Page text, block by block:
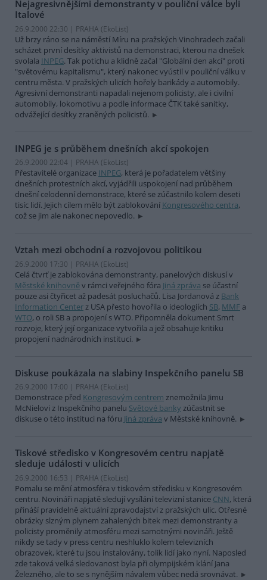
Nejagresivnějšími demonstranty v pouliční válce byli
Italové
26.9.2000 22:30 | PRAHA (EkoList)
Už brzy ráno se na náměstí Míru na pražských Vinohradech začali
scházet první desítky aktivistů na demonstraci, kterou na dnešek
svolala INPEG. Tak potichu a klidně začal "Globální den akcí" proti
"světovému kapitalismu", který nakonec vyústil v pouliční válku v
centru města. V pražských ulicích hořely barikády a automobily.
Agresivní demonstranti napadali nejenom policisty, ale i civilní
automobily, lokomotivu a podle informace ČTK také sanitky,
odvážející desítky zraněných policistů.
INPEG je s průběhem dnešních akcí spokojen
26.9.2000 22:04 | PRAHA (EkoList)
Přestavitelé organizace INPEG, která je pořadatelem většiny
dnešních protestních akcí, vyjádřili uspokojení nad průběhem
dnešní celodenní demonstrace, které se zúčastnilo kolem deseti
tisíc lidí. Jejich cílem mělo být zablokování Kongresového centra,
což se jim ale nakonec nepovedlo.
Vztah mezi obchodní a rozvojovou politikou
26.9.2000 17:30 | PRAHA (EkoList)
Celá čtvrť je zablokována demonstranty, panelových diskusí v
Městské knihovněv rámci veřejného fóra Jiná zpráva se účastní
pouze asi čtyřicet až padesát posluchačů. Lisa Jordanová z Bank
Information Centerz USA přesto hovořila o ideologiích SB, MMF a
WTO, o roli SB a propojení s WTO. Připomněla dokument Smrt
rozvoje, který její organizace vytvořila a jež obsahuje kritiku
propojení nadnárodních institucí.
Diskuse poukázala na slabiny Inspekčního panelu SB
26.9.2000 17:00 | PRAHA (EkoList)
Demonstrace před Kongresovým centrem znemožnila Jimu
McNielovi z Inspekčního panelu Světové banky zúčastnit se
diskuse o této instituci na fóru Jiná zpráva v Městské knihovně.
Tiskové středisko v Kongresovém centru napjatě
sleduje události v ulicích
26.9.2000 16:53 | PRAHA (EkoList)
Pomalu se mění atmosféra v tiskovém středisku v Kongresovém
centru. Novináři napjatě sledují vysílání televizní stanice CNN, která
přináší pravidelně aktuální zpravodajství z pražských ulic. Otřesné
obrázky slzným plynem zahalených bitek mezi demonstranty a
policisty proměnily atmosféru mezi samotnými novináři. Ještě
nikdy se tady v press centru neshluklo kolem televizních
obrazovek, které tu jsou instalovány, tolik lidí jako nyní. Naposled
zde taková velká sledovanost byla při olympijském klání Jana
Železného, ale to se s nynějším návalem vůbec nedá srovnávat.